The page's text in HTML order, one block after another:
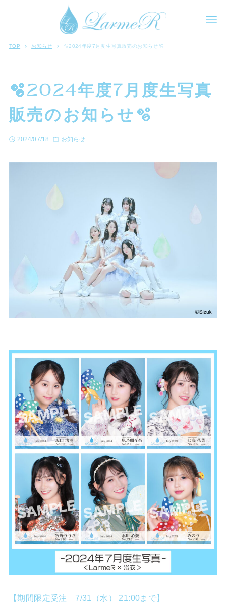
TOP お知らせ 🫧2024年度7月度生写真販売のお知らせ🫧
🫧2024年度7月度生写真
販売のお知らせ🫧
2024/07/18 お知らせ
【期間限定受注 7/31（水） 21:00まで】